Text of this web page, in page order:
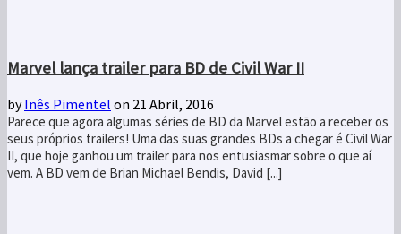
Marvel lança trailer para BD de Civil War II
byInês Pimentel on 21 Abril, 2016
Parece que agora algumas séries de BD da Marvel estão a receber os
seus próprios trailers! Uma das suas grandes BDs a chegar é Civil War
II, que hoje ganhou um trailer para nos entusiasmar sobre o que aí
vem. A BD vem de Brian Michael Bendis, David [...]